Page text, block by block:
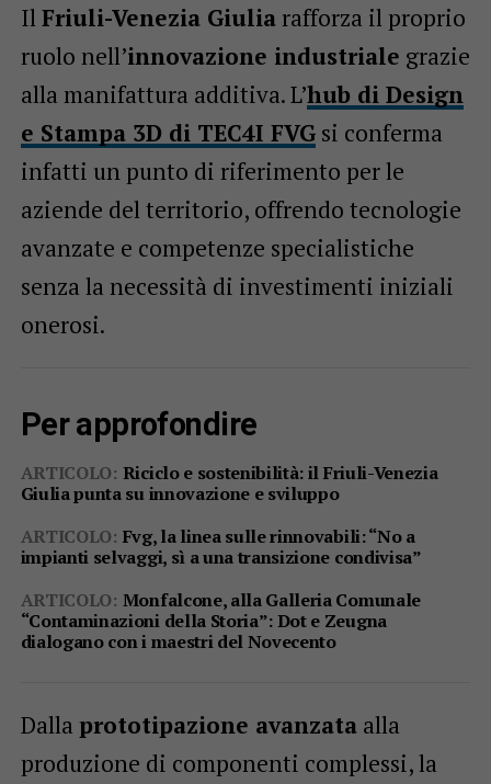
Il Friuli-Venezia Giuliarafforza il proprio
ruolo nell’innovazione industriale grazie
alla manifattura additiva. L’hub di Design
e Stampa 3D di TEC4I FVGsi conferma
infatti un punto di riferimento per le
aziende del territorio, offrendo tecnologie
avanzate e competenze specialistiche
senza la necessità di investimenti iniziali
onerosi.
Per approfondire
ARTICOLO: Riciclo e sostenibilità: il Friuli-Venezia
Giulia punta su innovazione e sviluppo
ARTICOLO: Fvg, la linea sulle rinnovabili: “No a
impianti selvaggi, sì a una transizione condivisa”
ARTICOLO: Monfalcone, alla Galleria Comunale
“Contaminazioni della Storia”: Dot e Zeugna
dialogano con i maestri del Novecento
Dalla prototipazione avanzataalla
produzione di componenti complessi, la